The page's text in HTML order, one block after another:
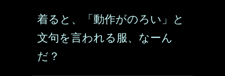
着ると、「動作がのろい」と
文句を言われる服、なーん
だ？